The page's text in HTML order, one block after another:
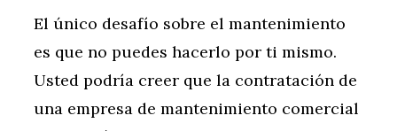
El único desafío sobre el mantenimiento
es que no puedes hacerlo por ti mismo.
Usted podría creer que la contratación de
una empresa de mantenimiento comercial